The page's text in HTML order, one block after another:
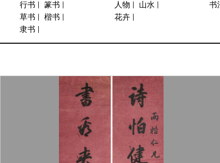
行书
篆书
草书
楷书
隶书
人物
山水
花卉
书